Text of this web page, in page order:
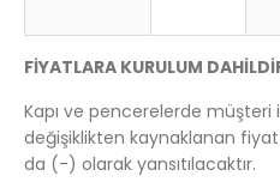
FİYATLARA KURULUM
Kapı ve pencerelerde müşteri
değişiklikten kaynaklanan
da (-) olarak yansıtılacaktır.